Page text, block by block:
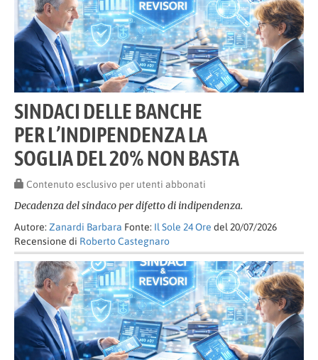
SINDACI DELLE BANCHE
PER L’INDIPENDENZA LA
SOGLIA DEL 20% NON BASTA
Contenuto esclusivo per utenti abbonati
Decadenza del sindaco per difetto di indipendenza.
Autore: Zanardi Barbara Fonte: Il Sole 24 Ore del 20/07/2026
Recensione di Roberto Castegnaro